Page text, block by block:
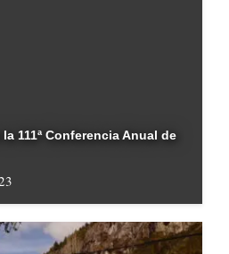
111ª Conferencia Anual de